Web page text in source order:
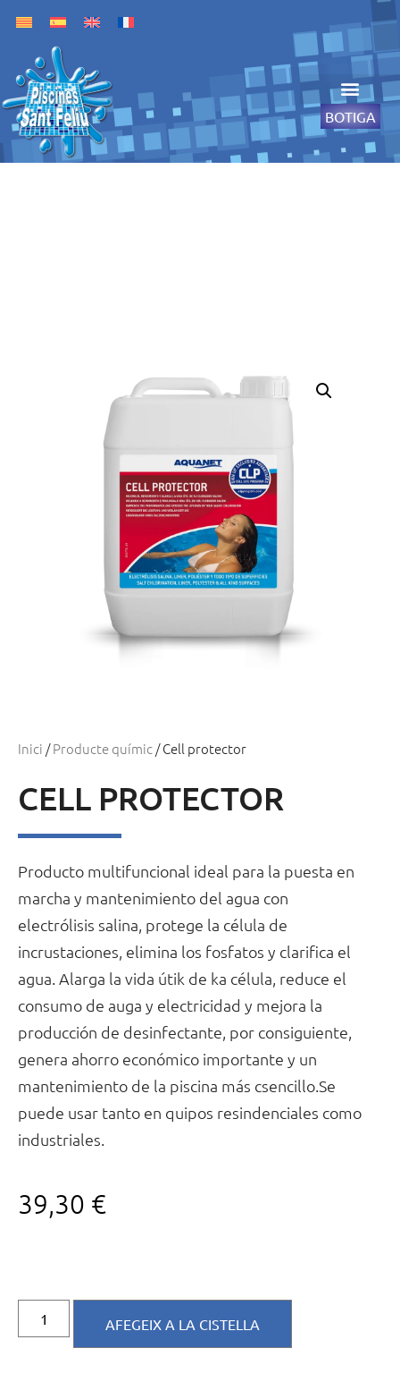
BOTIGA
Inici /Producte químic/ Cell protector
CELL PROTECTOR
Producto multifuncional ideal para la puesta en
marcha y mantenimiento del agua con
electrólisis salina, protege la célula de
incrustaciones, elimina los fosfatos y clarifica el
agua. Alarga la vida útik de ka célula, reduce el
consumo de auga y electricidad y mejora la
producción de desinfectante, por consiguiente,
genera ahorro económico importante y un
mantenimiento de la piscina más csencillo.Se
puede usar tanto en quipos resindenciales como
industriales.
39,30 €
AFEGEIX A LA CISTELLA